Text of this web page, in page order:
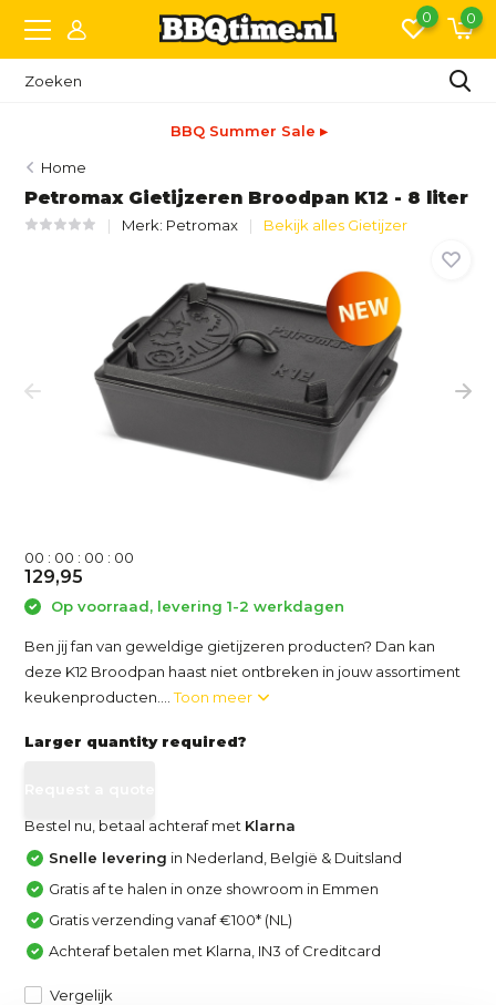
0 0
BBQ Summer Sale ▸
Home
Petromax Gietijzeren Broodpan K12 - 8 liter
Merk: Petromax Bekijk alles Gietijzer
00 : 00 : 00 : 00
129,95
Op voorraad, levering 1-2 werkdagen
Ben jij fan van geweldige gietijzeren producten? Dan kan
deze K12 Broodpan haast niet ontbreken in jouw assortiment
keukenproducten....Toon meer
Larger quantity required?
Bestel nu, betaal achteraf met Klarna
Snelle levering in Nederland, België & Duitsland
Gratis af te halen in onze showroom in Emmen
Gratis verzending vanaf €100* (NL)
Achteraf betalen met Klarna, IN3 of Creditcard
Vergelijk